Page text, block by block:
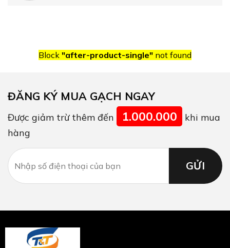
Block "after-product-single" not found
ĐĂNG KÝ MUA GẠCH NGAY
Được giảm trừ thêm đến 1.000.000
khi mua
hàng